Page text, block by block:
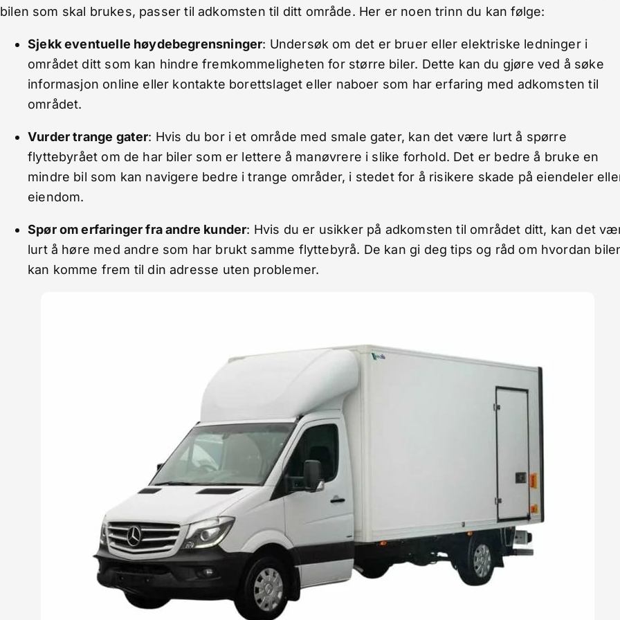
bilen som skal brukes, passer til adkomsten til ditt område. Her er noen trinn du kan følge:
Sjekk eventuelle høydebegrensninger: Undersøk om det er bruer eller elektriske ledninger i
området ditt som kan hindre fremkommeligheten for større biler. Dette kan du gjøre ved å søke
informasjon online eller kontakte borettslaget eller naboer som har erfaring med adkomsten til
området.
Vurder trange gater: Hvis du bor i et område med smale gater, kan det være lurt å spørre
flyttebyrået om de har biler som er lettere å manøvrere i slike forhold. Det er bedre å bruke en
mindre bil som kan navigere bedre i trange områder, i stedet for å risikere skade på eiendeler
eiendom.
Spør om erfaringer fra andre kunder: Hvis du er usikker på adkomsten til området ditt, kan det
lurt å høre med andre som har brukt samme flyttebyrå. De kan gi deg tips og råd om hvordan
kan komme frem til din adresse uten problemer.